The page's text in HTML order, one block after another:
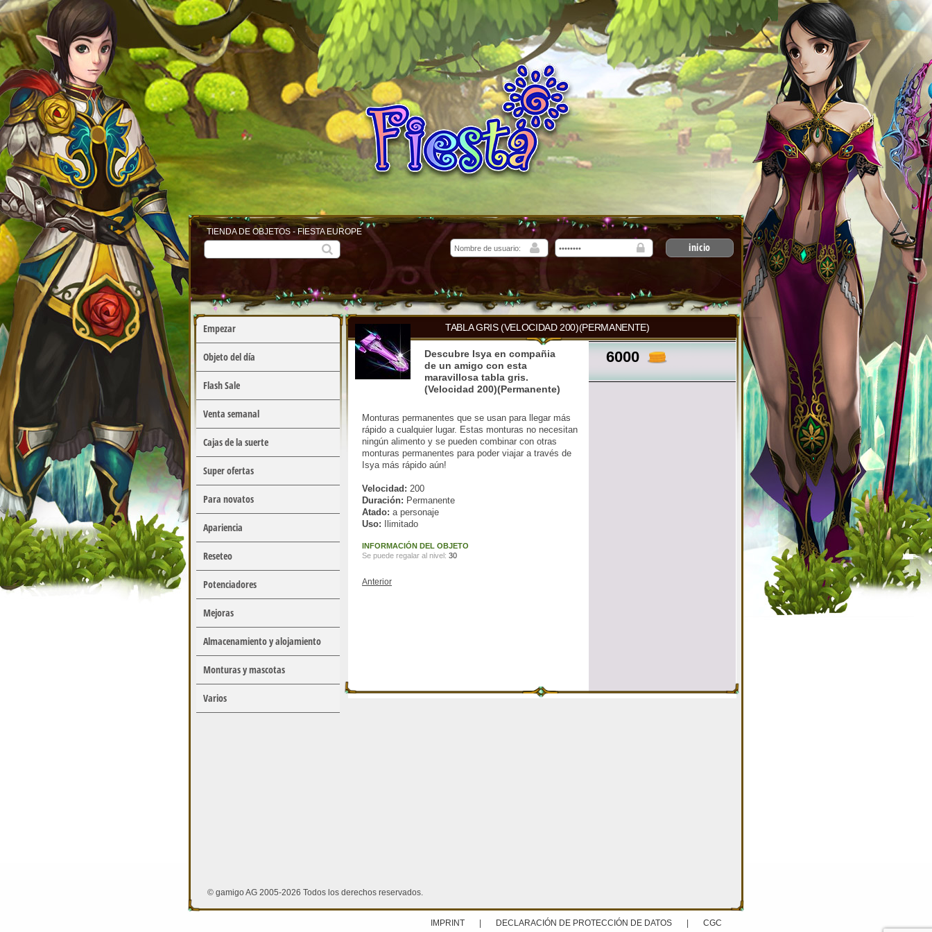
TIENDA DE OBJETOS - FIESTA EUROPE
inicio
Empezar
Objeto del día
Flash Sale
Venta semanal
Cajas de la suerte
Super ofertas
Para novatos
Apariencia
Reseteo
Potenciadores
Mejoras
Almacenamiento y alojamiento
Monturas y mascotas
Varios
TABLA GRIS (VELOCIDAD 200)(PERMANENTE)
6000
Descubre Isya en compañia
de un amigo con esta
maravillosa tabla gris.
(Velocidad 200)(Permanente)
Monturas permanentes que se usan para llegar más
rápido a cualquier lugar. Estas monturas no necesitan
ningún alimento y se pueden combinar con otras
monturas permanentes para poder viajar a través de
Isya más rápido aún!
Velocidad: 200
Duración: Permanente
Atado: a personaje
Uso:
Ilimitado
INFORMACIÓN DEL OBJETO
Se puede regalar al nivel: 30
Anterior
© gamigo AG 2005-2026 Todos los derechos reservados.
IMPRINT DECLARACIÓN DE PROTECCIÓN DE DATOS CGC